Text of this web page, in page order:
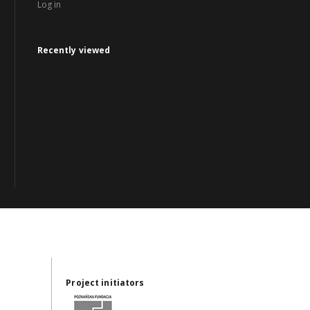
Log in
Recently viewed
Project initiators